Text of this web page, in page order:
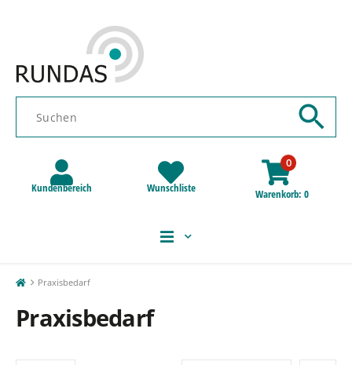
Kundenbereich Wunschliste
0
Warenkorb 0
Praxisbedarf
Praxisbedarf